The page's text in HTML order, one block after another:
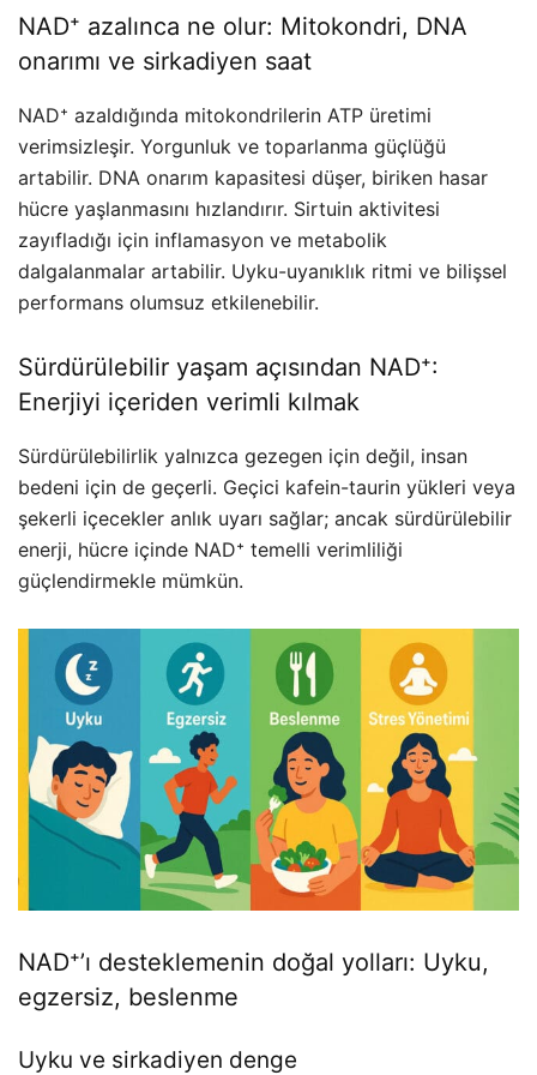
NAD⁺ azalınca ne olur: Mitokondri, DNA
onarımı ve sirkadiyen saat
NAD⁺ azaldığında mitokondrilerin ATP üretimi
verimsizleşir. Yorgunluk ve toparlanma güçlüğü
artabilir. DNA onarım kapasitesi düşer, biriken hasar
hücre yaşlanmasını hızlandırır. Sirtuin aktivitesi
zayıfladığı için inflamasyon ve metabolik
dalgalanmalar artabilir. Uyku-uyanıklık ritmi ve bilişsel
performans olumsuz etkilenebilir.
Sürdürülebilir yaşam açısından NAD⁺:
Enerjiyi içeriden verimli kılmak
Sürdürülebilirlik yalnızca gezegen için değil, insan
bedeni için de geçerli. Geçici kafein-taurin yükleri veya
şekerli içecekler anlık uyarı sağlar; ancak sürdürülebilir
enerji, hücre içinde NAD⁺ temelli verimliliği
güçlendirmekle mümkün.
NAD⁺’ı desteklemenin doğal yolları: Uyku,
egzersiz, beslenme
Uyku ve sirkadiyen denge